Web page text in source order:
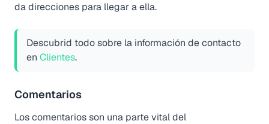
da direcciones para llegar a ella.
Descubrid todo sobre la información de contacto
en Clientes.
Comentarios
Los comentarios son una parte vital del